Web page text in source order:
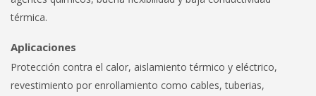
térmica.
Aplicaciones
Protección contra el calor, aislamiento térmico y eléctrico,
revestimiento por enrollamiento como cables, tuberias,